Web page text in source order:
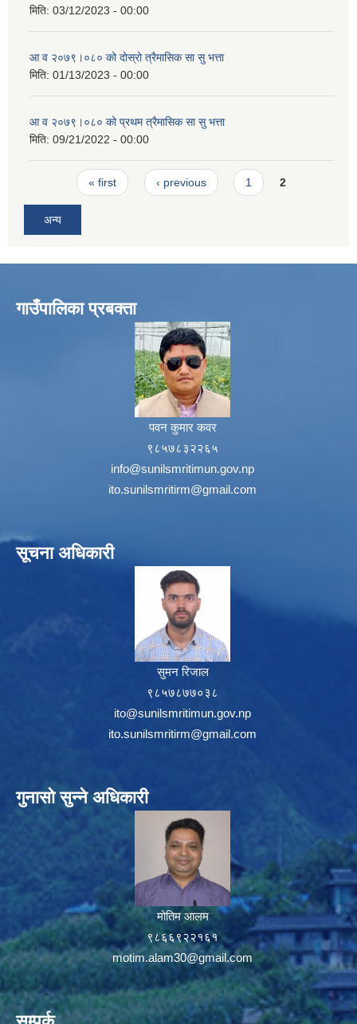
मिति: 03/12/2023 - 00:00
आ व २०७९।०८० को दाेस्रो त्रैमासिक सा सु भत्ता
मिति: 01/13/2023 - 00:00
आ व २०७९।०८० को प्रथम त्रैमासिक सा सु भत्ता
मिति: 09/21/2022 - 00:00
Pages« first ‹ previous 1 2
अन्य
गाउँपालिका प्रबक्ता
पवन कुमार कवर
९८५७८३२२६५
info@sunilsmritimun.gov.np
ito.sunilsmritirm@gmail.com
सूचना अधिकारी
सुमन रिजाल
९८५७८७७०३८
ito@sunilsmritimun.gov.np
ito.sunilsmritirm@gmail.com
गुनासो सुन्ने अधिकारी
मोतिम आलम
९८६६९२२१६१
motim.alam30@gmail.com